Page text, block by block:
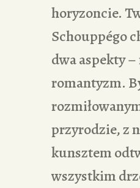
horyzoncie.
Schouppégo
dwa aspekty
romantyzm.
przyrodzie, z
kunsztem
wszystkim